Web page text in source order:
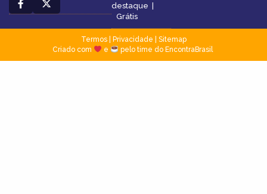
destaque
Grátis
Termos| Privacidade
Sitemap
Criado com
e pelo time do EncontraBrasil